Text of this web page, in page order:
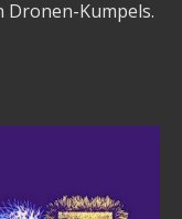
Dronen-Kumpels.